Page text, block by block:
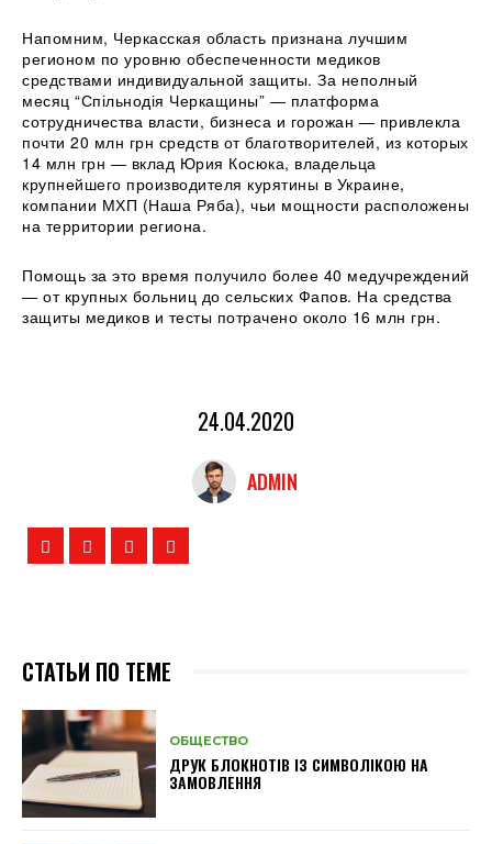
Напомним, Черкасская область признана лучшим
регионом по уровню обеспеченности медиков
средствами индивидуальной защиты. За неполный
месяц “Спільнодія Черкащины” — платформа
сотрудничества власти, бизнеса и горожан — привлекла
почти 20 млн грн средств от благотворителей, из которых
14 млн грн — вклад Юрия Косюка, владельца
крупнейшего производителя курятины в Украине,
компании МХП (Наша Ряба), чьи мощности расположены
на территории региона.
Помощь за это время получило более 40 медучреждений
— от крупных больниц до сельских Фапов. На средства
защиты медиков и тесты потрачено около 16 млн грн.
24.04.2020
ADMIN
СТАТЬИ ПО ТЕМЕ
ОБЩЕСТВО
ДРУК БЛОКНОТІВ ІЗ СИМВОЛІКОЮ НА
ЗАМОВЛЕННЯ